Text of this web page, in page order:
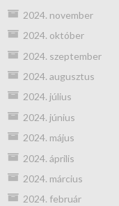
2024. november
2024. október
2024. szeptember
2024. augusztus
2024. július
2024. június
2024. május
2024. április
2024. március
2024. február